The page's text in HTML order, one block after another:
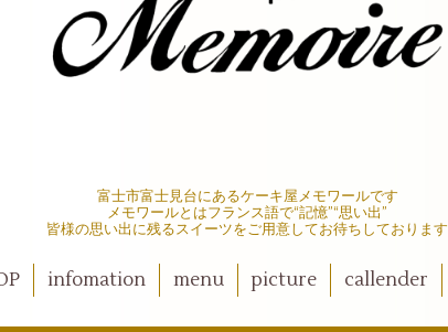
富士市富士見台にあるケーキ屋メモワールです
メモワールとはフランス語で“記憶”“思い出”
皆様の思い出に残るスイーツをご用意してお待ちしております
infomation menu picture callender